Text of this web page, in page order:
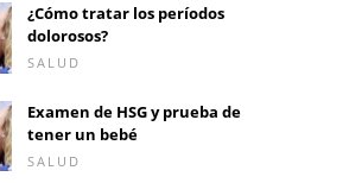
¿Cómo tratar los períodos
dolorosos?
SALUD
Examen de HSG y prueba de
tener un bebé
SALUD